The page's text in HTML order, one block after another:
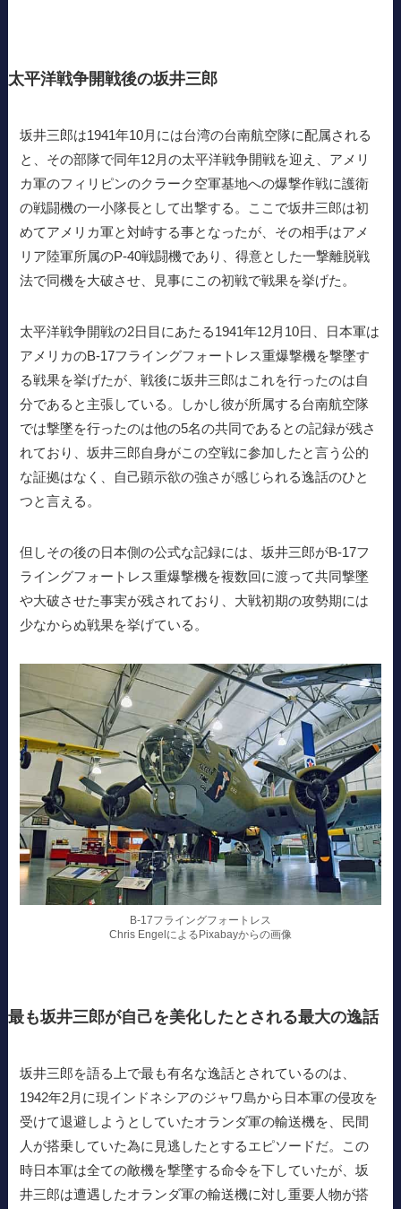
太平洋戦争開戦後の坂井三郎
坂井三郎は1941年10月には台湾の台南航空隊に配属される
と、その部隊で同年12月の太平洋戦争開戦を迎え、アメリ
カ軍のフィリピンのクラーク空軍基地への爆撃作戦に護衛
の戦闘機の一小隊長として出撃する。ここで坂井三郎は初
めてアメリカ軍と対峙する事となったが、その相手はアメ
リア陸軍所属のP-40戦闘機であり、得意とした一撃離脱戦
法で同機を大破させ、見事にこの初戦で戦果を挙げた。
太平洋戦争開戦の2日目にあたる1941年12月10日、日本軍は
アメリカのB-17フライングフォートレス重爆撃機を撃墜す
る戦果を挙げたが、戦後に坂井三郎はこれを行ったのは自
分であると主張している。しかし彼が所属する台南航空隊
では撃墜を行ったのは他の5名の共同であるとの記録が残さ
れており、坂井三郎自身がこの空戦に参加したと言う公的
な証拠はなく、自己顕示欲の強さが感じられる逸話のひと
つと言える。
但しその後の日本側の公式な記録には、坂井三郎がB-17フ
ライングフォートレス重爆撃機を複数回に渡って共同撃墜
や大破させた事実が残されており、大戦初期の攻勢期には
少なからぬ戦果を挙げている。
B-17フライングフォートレス
Chris EngelによるPixabayからの画像
最も坂井三郎が自己を美化したとされる最大の逸話
坂井三郎を語る上で最も有名な逸話とされているのは、
1942年2月に現インドネシアのジャワ島から日本軍の侵攻を
受けて退避しようとしていたオランダ軍の輸送機を、民間
人が搭乗していた為に見逃したとするエピソードだ。この
時日本軍は全ての敵機を撃墜する命令を下していたが、坂
井三郎は遭遇したオランダ軍の輸送機に対し重要人物が搭